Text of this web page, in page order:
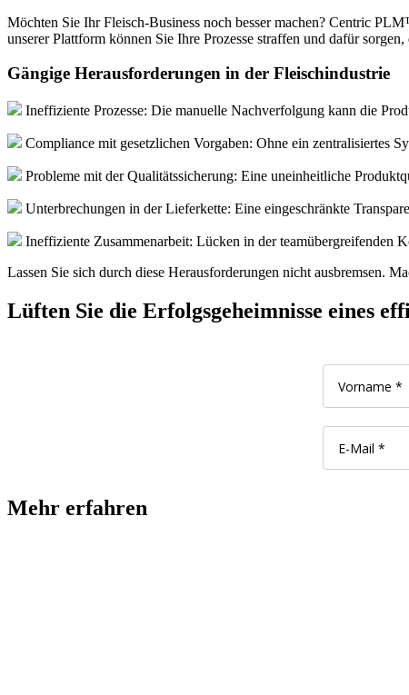
Möchten Sie Ihr Fleisch-Business noch besser machen? Centric
unserer Plattform können Sie Ihre Prozesse straffen und dafür
Gängige Herausforderungen in der Fleischindustrie
Ineffiziente Prozesse: Die manuelle Nachverfolgung kann die
Compliance mit gesetzlichen Vorgaben: Ohne ein zentralisiertes
Probleme mit der Qualitätssicherung: Eine uneinheitliche
Unterbrechungen in der Lieferkette: Eine eingeschränkte
Ineffiziente Zusammenarbeit: Lücken in der teamübergreifenden
Lassen Sie sich durch diese Herausforderungen nicht ausbremsen.
Lüften Sie die Erfolgsgeheimnisse eines
Mehr erfahren